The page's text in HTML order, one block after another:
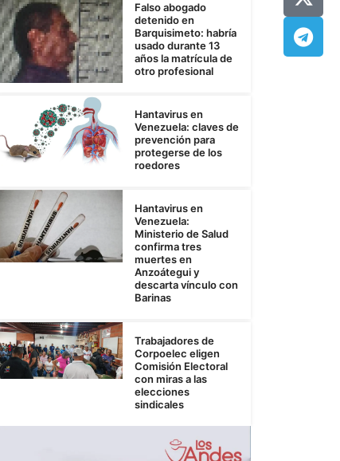
Falso abogado
detenido en
Barquisimeto: habría
usado durante 13
años la matrícula de
otro profesional
Hantavirus en
Venezuela: claves de
prevención para
protegerse de los
roedores
Hantavirus en
Venezuela:
Ministerio de Salud
confirma tres
muertes en
Anzoátegui y
descarta vínculo con
Barinas
Trabajadores de
Corpoelec eligen
Comisión Electoral
con miras a las
elecciones
sindicales